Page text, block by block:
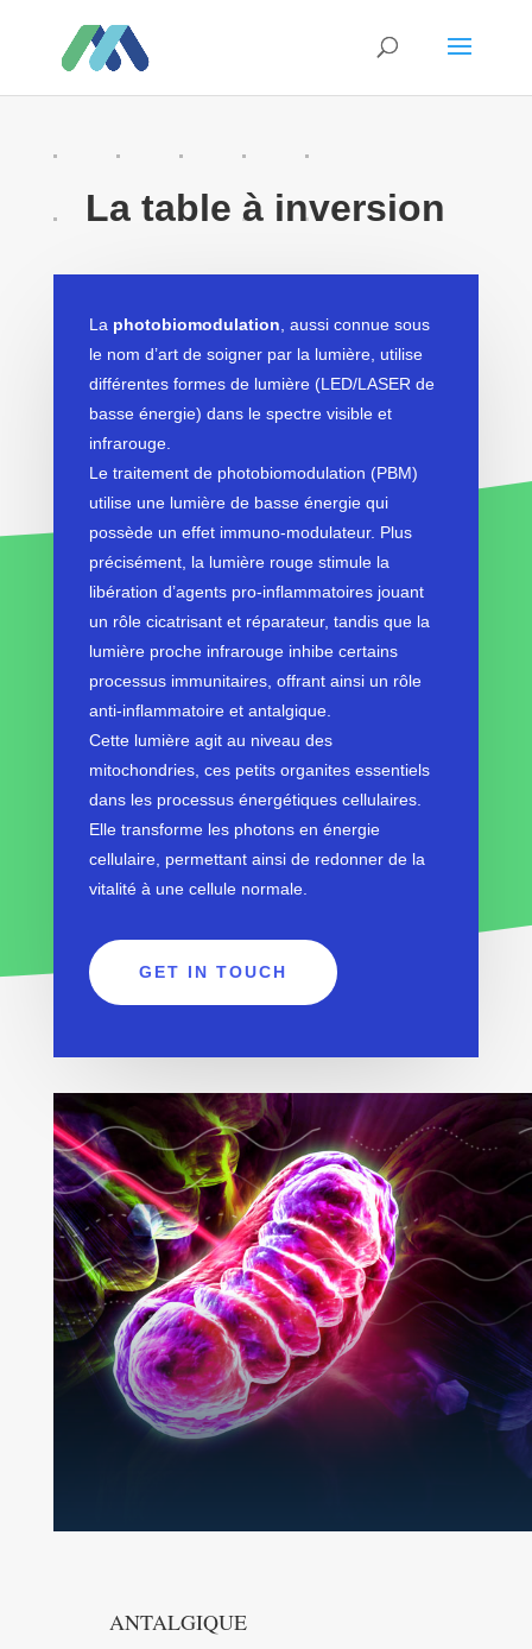
La table à inversion
La photobiomodulation , aussi connue sous
le nom d’art de soigner par la lumière, utilise
différentes formes de lumière (LED/LASER de
basse énergie) dans le spectre visible et
infrarouge.
Le traitement de photobiomodulation (PBM)
utilise une lumière de basse énergie qui
possède un effet immuno-modulateur. Plus
précisément, la lumière rouge stimule la
libération d’agents pro-inflammatoires jouant
un rôle cicatrisant et réparateur, tandis que la
lumière proche infrarouge inhibe certains
processus immunitaires, offrant ainsi un rôle
anti-inflammatoire et antalgique.
Cette lumière agit au niveau des
mitochondries, ces petits organites essentiels
dans les processus énergétiques cellulaires.
Elle transforme les photons en énergie
cellulaire, permettant ainsi de redonner de la
vitalité à une cellule normale.
GET IN TOUCH
ANTALGIQUE